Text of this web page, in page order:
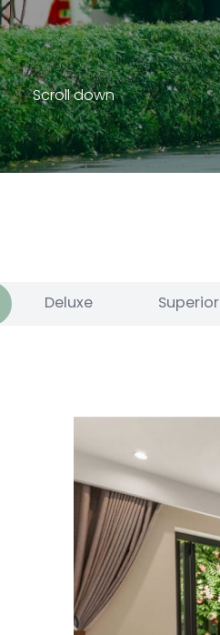
Scroll down
Deluxe Superior